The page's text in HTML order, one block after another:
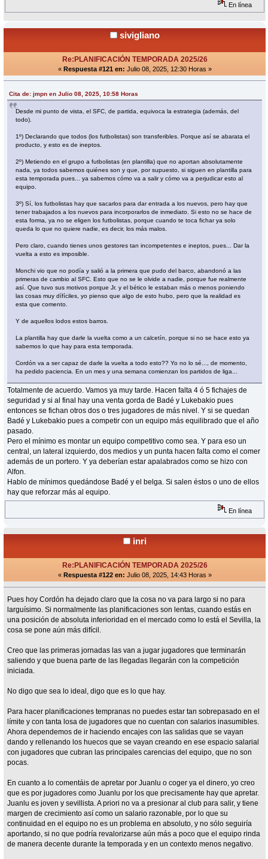
En línea
sivigliano
Re:PLANIFICACIÓN TEMPORADA 2025/26
« Respuesta #121 en: Julio 08, 2025, 12:30 Horas »
Cita de: jmpn en Julio 08, 2025, 10:58 Horas
Desde mi punto de vista, el SFC, de partida, equivoca la estrategia (además, del
todo).
1º) Declarando que todos (los futbolistas) son transferibles. Porque así se abarata el
producto, y esto es de ineptos.
2º) Metiendo en el grupo a futbolistas (en plantilla) que no aportan absolutamente
nada, ya todos sabemos quiénes son y que, por supuesto, si siguen en plantilla para
esta temporada pues... ya sabemos cómo va a salir y cómo va a perjudicar esto al
equipo.
3º) Sí, los futbolistas hay que sacarlos para dar entrada a los nuevos, pero hay que
tener trabajados a los nuevos para incorporarlos de inmediato. Si esto no se hace de
esta forma, ya no se eligen los futbolistas, porque cuando te toca fichar ya solo
queda lo que no quiere nadie, es decir, los más malos.
Pero claro, cuando tienes unos gestores tan incompetentes e ineptos, pues... Dar la
vuelta a esto es imposible.
Monchi vio que no podía y salió a la primera que pudo del barco, abandonó a las
primeras de cambio al SFC. Esto que no se le olvide a nadie, porque fue realmente
así. Que tuvo sus motivos porque Jr. y el bético le estaban más o menos poniendo
las cosas muy dífíciles, yo pienso que algo de esto hubo, pero que la realidad es
esta que comento.
Y de aquellos lodos estos barros.
La plantilla hay que darle la vuelta como a un calcetín, porque si no se hace esto ya
sabemos lo que hay para esta temporada.
Cordón va a ser capaz de darle la vuelta a todo esto?? Yo no lo sé..., de momento,
ha pedido paciencia. En un mes y una semana comienzan los partidos de liga...
Totalmente de acuerdo. Vamos ya muy tarde. Hacen falta 4 ó 5 fichajes de
seguridad y si al final hay una venta gorda de Badé y Lukebakio pues
entonces se fichan otros dos o tres jugadores de más nivel. Y si se quedan
Badé y Lukebakio pues a competir con un equipo más equilibrado que el año
pasado.
Pero el mínimo es montar un equipo competitivo como sea. Y para eso un
central, un lateral izquierdo, dos medios y un punta hacen falta como el comer
además de un portero. Y ya deberían estar apalabrados como se hizo con
Alfon.
Hablo de mínimos quedándose Badé y el belga. Si salen éstos o uno de ellos
hay que reforzar más al equipo.
En línea
inri
Re:PLANIFICACIÓN TEMPORADA 2025/26
« Respuesta #122 en: Julio 08, 2025, 14:43 Horas »
Pues hoy Cordón ha dejado claro que la cosa no va para largo si no para
larguísimo. Si normalmente las planificaciones son lentas, cuando estás en
una posición de absoluta inferioridad en el mercado como lo está el Sevilla, la
cosa se pone aún más difícil.
Creo que las primeras jornadas las van a jugar jugadores que terminarán
saliendo y que buena parte de las llegadas llegarán con la competición
iniciada.
No digo que sea lo ideal, digo que es lo que hay.
Para hacer planificaciones tempranas no puedes estar tan sobrepasado en el
límite y con tanta losa de jugadores que no cuentan con salarios inasumibles.
Ahora dependemos de ir haciendo encajes con las salidas que se vayan
dando y rellenando los huecos que se vayan creando en ese espacio salarial
con jugadores que cubran las principales carencias del equipo, que no son
pocas.
En cuanto a lo comentáis de apretar por Juanlu o coger ya el dinero, yo creo
que es por jugadores como Juanlu por los que precisamente hay que apretar.
Juanlu es joven y sevillista. A priori no va a presionar al club para salir, y tiene
margen de crecimiento así como un salario razonable, por lo que su
continuidad en el equipo no es un problema en absoluto, y no sólo seguiría
aportando, si no que podría revalorizarse aún más a poco que el equipo rinda
de manera decente durante la temporada y en un contexto menos negativo.